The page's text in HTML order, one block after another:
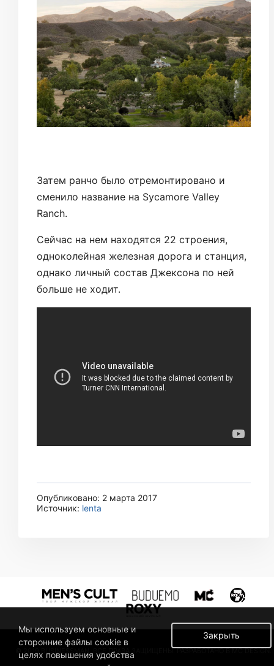
Затем ранчо было отремонтировано и
сменило название на Sycamore Valley
Ranch.
Сейчас на нем находятся 22 строения,
одноколейная железная дорога и станция,
однако личный состав Джексона по ней
больше не ходит.
Опубликовано: 2 марта 2017
Источник: lenta
© 2019 BUSINESSMAN. ВСЕ ПРАВА ЗАЩИЩЕНЫ. РАЗРАБОТАНО В MC DESIGN.
Закрыть
Мы используем основные и
сторонние файлы cookie в
целях повышения удобства